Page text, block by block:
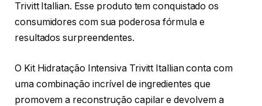
Trivitt Itallian. Esse produto tem conquistado os
consumidores com sua poderosa fórmula e
resultados surpreendentes.
O Kit Hidratação Intensiva Trivitt Itallian conta com
uma combinação incrível de ingredientes que
promovem a reconstrução capilar e devolvem a